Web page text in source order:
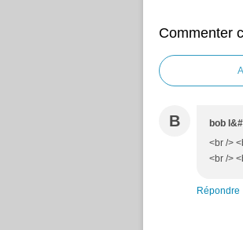
Commenter
B bob
<br />
<br />
Répondre